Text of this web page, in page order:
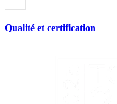
Qualité et certification